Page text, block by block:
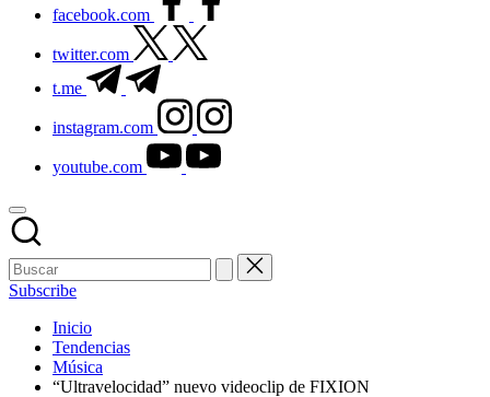
facebook.com
twitter.com
t.me
instagram.com
youtube.com
Subscribe
Inicio
Tendencias
Música
“Ultravelocidad” nuevo videoclip de FIXION